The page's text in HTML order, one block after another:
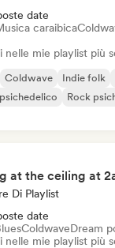
date
caraibica
nelle mie playlist più
Coldwave Indie folk
Rock
at the ceiling at
Di Playlist
date
ColdwaveDream
nelle mie playlist più